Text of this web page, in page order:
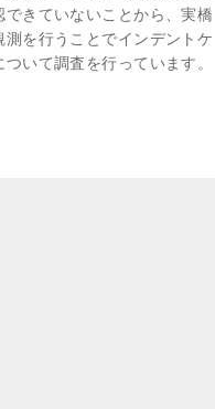
きていないことから、実橋
測を行うことでインデントケ
いて調査を行っています。